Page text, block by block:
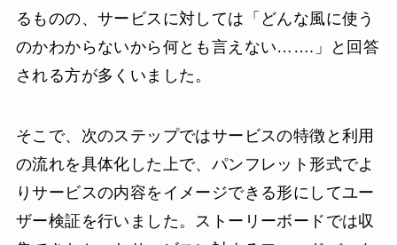
るものの、サービスに対しては「どんな風に使う
のかわからないから何とも言えない…….」と回答
される方が多くいました。
そこで、次のステップではサービスの特徴と利用
の流れを具体化した上で、パンフレット形式でよ
りサービスの内容をイメージできる形にしてユー
ザー検証を行いました。ストーリーボードでは収